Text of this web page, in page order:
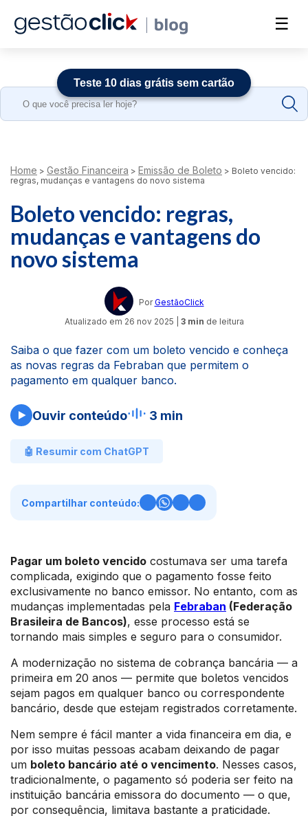
☰
Search
Home > Gestão Financeira > Emissão de Boleto > Boleto vencido:
regras, mudanças e vantagens do novo sistema
Boleto vencido: regras,
mudanças e vantagens do
novo sistema
Por GestãoClick
Atualizado em 26 nov 2025 3 min de leitura
Saiba o que fazer com um boleto vencido e conheça
as novas regras da Febraban que permitem o
pagamento em qualquer banco.
Ouvir conteúdo 3 min
🤖 Resumir com ChatGPT
Compartilhar conteúdo:
Pagar um boleto vencido costumava ser uma tarefa
complicada, exigindo que o pagamento fosse feito
exclusivamente no banco emissor. No entanto, com as
mudanças implementadas pela Febraban (Federação
Brasileira de Bancos), esse processo está se
tornando mais simples e seguro para o consumidor.
A modernização no sistema de cobrança bancária — a
primeira em 20 anos — permite que boletos vencidos
sejam pagos em qualquer banco ou correspondente
bancário, desde que estejam registrados corretamente.
Nem sempre é fácil manter a vida financeira em dia, e
por isso muitas pessoas acabam deixando de pagar
um boleto bancário até o vencimento. Nesses casos,
tradicionalmente, o pagamento só poderia ser feito na
instituição bancária emissora do documento — o que,
por consequência, limitava bastante a praticidade.
Teste 10 dias grátis sem cartão